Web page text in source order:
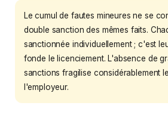
Le cumul de fautes mineures ne se
double sanction des mêmes faits.
sanctionnée individuellement ; c'est
fonde le licenciement. L'absence de
sanctions fragilise considérablement
l'employeur.